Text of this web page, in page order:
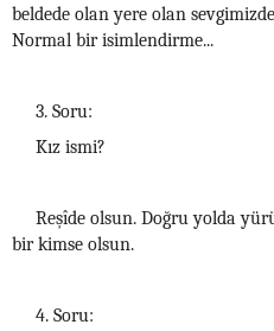
beldede olan yere olan
Normal bir isimlendirme...
3. Soru:
Kız ismi?
Reşîde olsun. Doğru yolda
bir kimse olsun.
4. Soru: